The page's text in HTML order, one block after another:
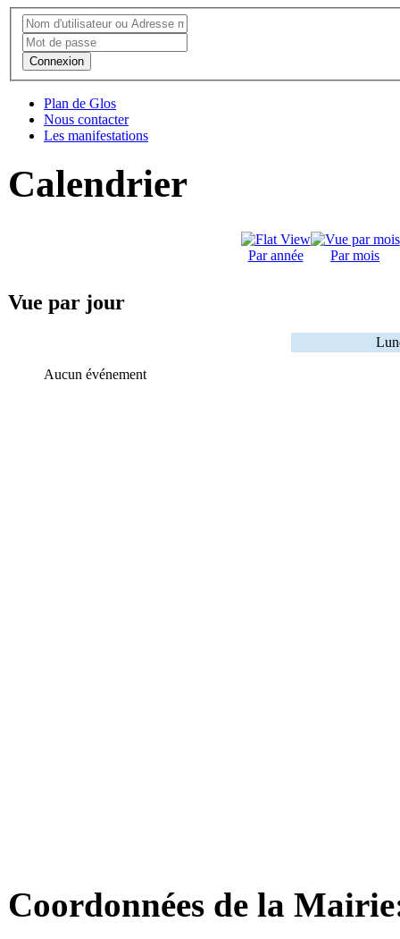
Connexion
Plan de Glos
Nous contacter
Les manifestations
Calendrier
Par année Par mois
Vue par jour
Aucun événement
Coordonnées de la